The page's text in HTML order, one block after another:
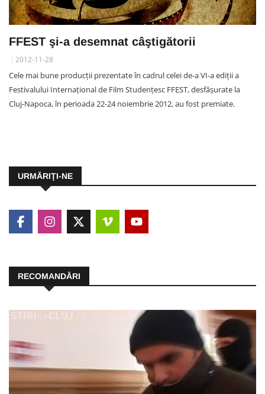
FFEST şi-a desemnat câştigătorii
2012-11-28
Cele mai bune producţii prezentate în cadrul celei de-a VI-a ediţii a
Festivalului Internaţional de Film Studenţesc FFEST, desfășurate la
Cluj-Napoca, în perioada 22-24 noiembrie 2012, au fost premiate.
URMĂRIŢI-NE
RECOMANDĂRI